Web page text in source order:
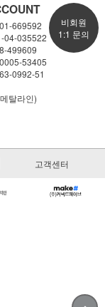
669592
04-035522
499609
53405
0992-51
탈라인)
비회원
1:1 문의
고객센터